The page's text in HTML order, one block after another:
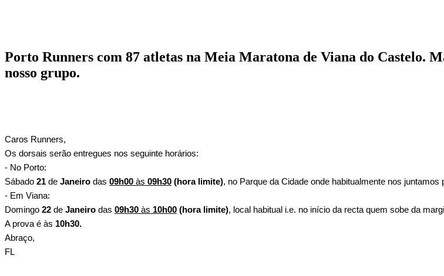
Porto Runners com 87 atletas na Meia Maratona de Viana do Castelo.
nosso grupo.
Caros Runners,
Os dorsais serão entregues nos seguinte horários:
- No Porto:
Sábado 21 de Janeiro das 09h00 às 09h30 (hora limite), no Parque da Cidade onde habitualmente nos juntamos
- Em Viana:
Domingo 22 de Janeiro das 09h30 às 10h00 (hora limite), local habitual i.e. no início da recta quem sobe da
A prova é às 10h30.
Abraço,
FL